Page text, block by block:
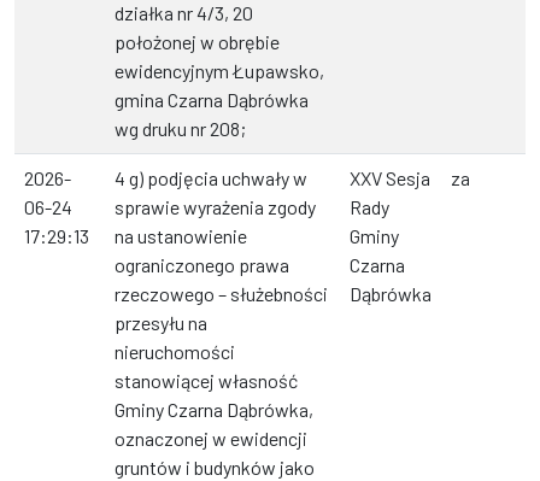
działka nr 4/3, 20
położonej w obrębie
ewidencyjnym Łupawsko,
gmina Czarna Dąbrówka
wg druku nr 208;
2026-
06-24
17:29:13
4 g) podjęcia uchwały w
sprawie wyrażenia zgody
na ustanowienie
ograniczonego prawa
rzeczowego – służebności
przesyłu na
nieruchomości
stanowiącej własność
Gminy Czarna Dąbrówka,
oznaczonej w ewidencji
gruntów i budynków jako
XXV Sesja
Rady
Gminy
Czarna
Dąbrówka
za